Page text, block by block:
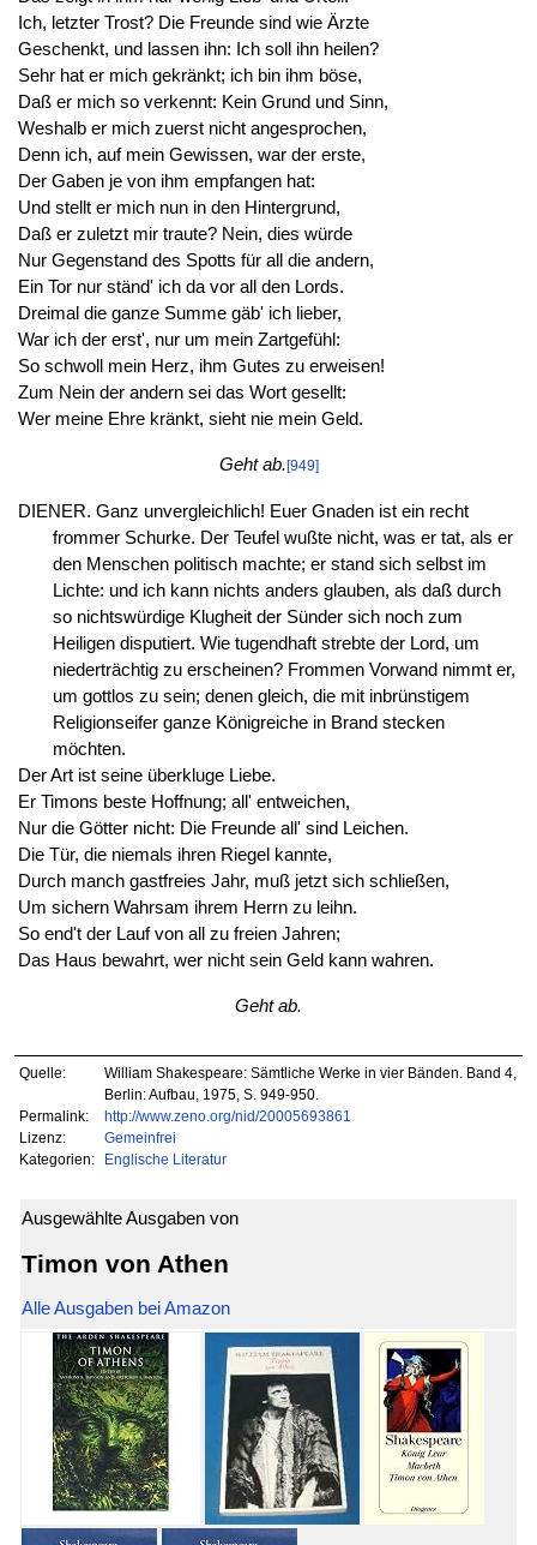
Ich, letzter Trost? Die Freunde sind wie Ärzte
Geschenkt, und lassen ihn: Ich soll ihn heilen?
Sehr hat er mich gekränkt; ich bin ihm böse,
Daß er mich so verkennt: Kein Grund und Sinn,
Weshalb er mich zuerst nicht angesprochen,
Denn ich, auf mein Gewissen, war der erste,
Der Gaben je von ihm empfangen hat:
Und stellt er mich nun in den Hintergrund,
Daß er zuletzt mir traute? Nein, dies würde
Nur Gegenstand des Spotts für all die andern,
Ein Tor nur ständ' ich da vor all den Lords.
Dreimal die ganze Summe gäb' ich lieber,
War ich der erst', nur um mein Zartgefühl:
So schwoll mein Herz, ihm Gutes zu erweisen!
Zum Nein der andern sei das Wort gesellt:
Wer meine Ehre kränkt, sieht nie mein Geld.
Geht ab.[949]
DIENER. Ganz unvergleichlich! Euer Gnaden ist ein recht
frommer Schurke. Der Teufel wußte nicht, was er tat, als er
den Menschen politisch machte; er stand sich selbst im
Lichte: und ich kann nichts anders glauben, als daß durch
so nichtswürdige Klugheit der Sünder sich noch zum
Heiligen disputiert. Wie tugendhaft strebte der Lord, um
niederträchtig zu erscheinen? Frommen Vorwand nimmt er,
um gottlos zu sein; denen gleich, die mit inbrünstigem
Religionseifer ganze Königreiche in Brand stecken
möchten.
Der Art ist seine überkluge Liebe.
Er Timons beste Hoffnung; all' entweichen,
Nur die Götter nicht: Die Freunde all' sind Leichen.
Die Tür, die niemals ihren Riegel kannte,
Durch manch gastfreies Jahr, muß jetzt sich schließen,
Um sichern Wahrsam ihrem Herrn zu leihn.
So end't der Lauf von all zu freien Jahren;
Das Haus bewahrt, wer nicht sein Geld kann wahren.
Geht ab.
Quelle:
William Shakespeare: Sämtliche Werke in vier Bänden. Band 4,
Berlin: Aufbau, 1975, S. 949-950.
Permalink:
http://www.zeno.org/nid/20005693861
Lizenz:
Gemeinfrei
Kategorien:
Englische Literatur
Ausgewählte Ausgaben von
Timon von Athen
Alle Ausgaben bei Amazon